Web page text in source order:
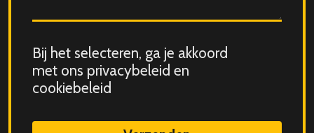
Consent
for
storing
data
Bij het selecteren, ga je akkoord
met ons privacybeleid en
cookiebeleid